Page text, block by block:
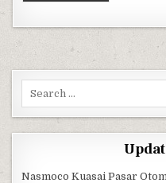
Nasmoco Kuasai Pasar